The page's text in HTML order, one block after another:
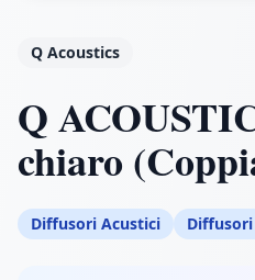
Q Acoustics
Q
chiaro
Diffusori Acustici